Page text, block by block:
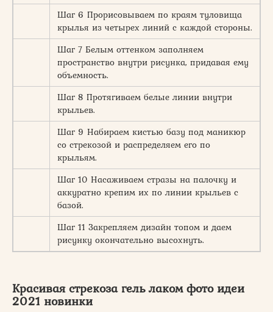
Шаг 6 Прорисовываем по краям туловища
крылья из четырех линий с каждой стороны.
Шаг 7 Белым оттенком заполняем
пространство внутри рисунка, придавая ему
объемность.
Шаг 8 Протягиваем белые линии внутри
крыльев.
Шаг 9 Набираем кистью базу под маникюр
со стрекозой и распределяем его по
крыльям.
Шаг 10 Насаживаем стразы на палочку и
аккуратно крепим их по линии крыльев с
базой.
Шаг 11 Закрепляем дизайн топом и даем
рисунку окончательно высохнуть.
Красивая стрекоза гель лаком фото идеи
2021 новинки